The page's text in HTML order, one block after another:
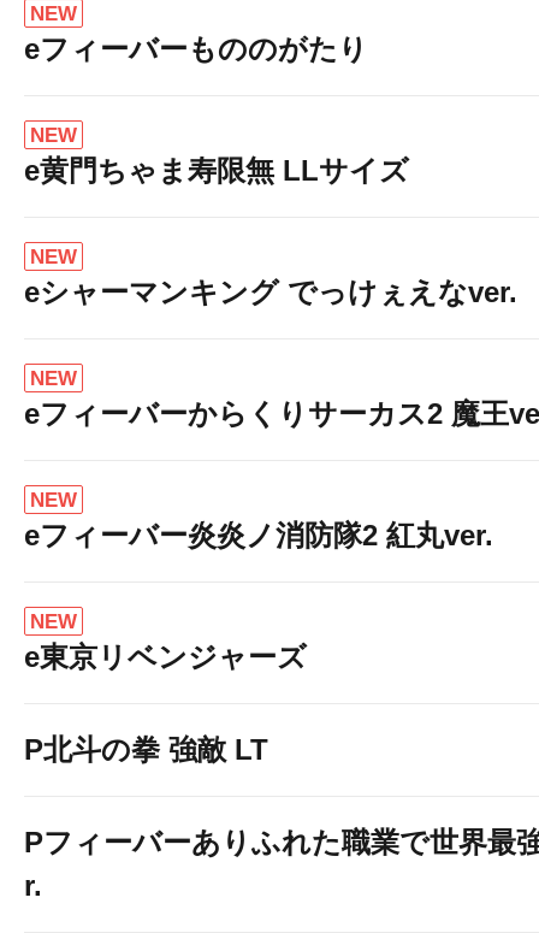
NEW
eフィーバーもののがたり
NEW
e黄門ちゃま寿限無 LLサイズ
NEW
eシャーマンキング でっけぇえなver.
NEW
eフィーバーからくりサーカス2 魔王
NEW
eフィーバー炎炎ノ消防隊2 紅丸ver.
NEW
e東京リベンジャーズ
P北斗の拳 強敵 LT
Pフィーバーありふれた職業で世界最
r.